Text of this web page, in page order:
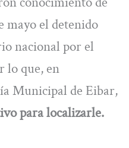
mayo el detenido
nacional por el
lo que, en
Municipal de Eibar,
para localizarle.